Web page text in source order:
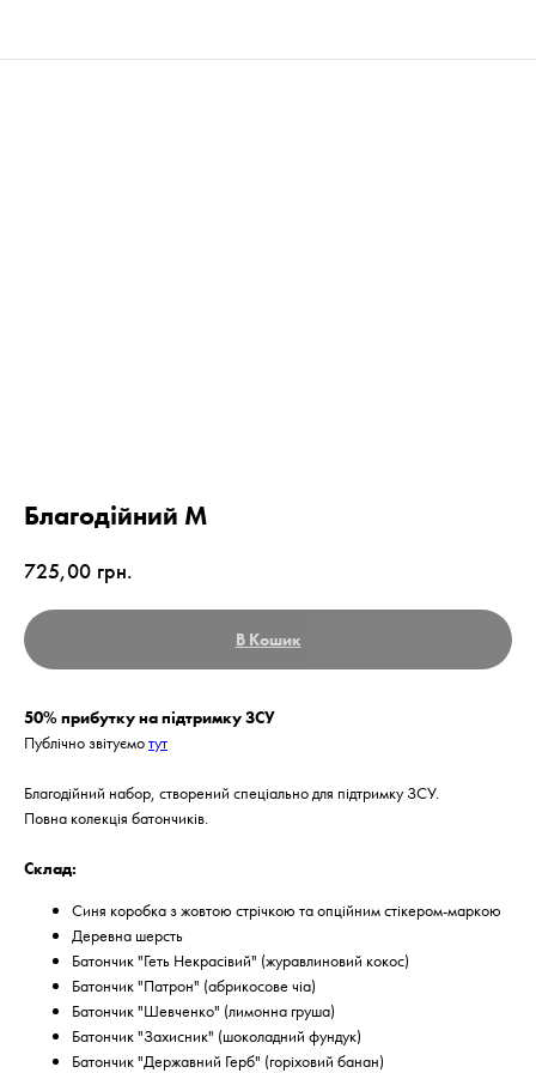
Благодійний M
725,00 грн.
В Кошик
50% прибутку на підтримку ЗСУ
Публічно звітуємотут
Благодійний набор, створений спеціально для підтримку ЗСУ.
Повна колекція батончиків.
Склад:
Синя коробка з жовтою стрічкою та опційним стікером-маркою
Деревна шерсть
Батончик "Геть Некрасівий" (журавлиновий кокос)
Батончик "Патрон" (абрикосове чіа)
Батончик "Шевченко" (лимонна груша)
Батончик "Захисник" (шоколадний фундук)
Батончик "Державний Герб" (горіховий банан)